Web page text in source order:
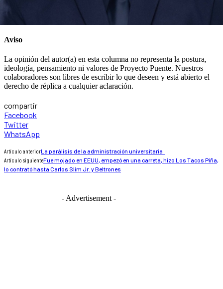
Aviso
La opinión del autor(a) en esta columna no representa la postura,
ideología, pensamiento ni valores de Proyecto Puente. Nuestros
colaboradores son libres de escribir lo que deseen y está abierto el
derecho de réplica a cualquier aclaración.
compartir
Facebook
Twitter
WhatsApp
Artículo anteriorLa parálisis de la administración universitaria
Artículo siguienteFue mojado en EEUU, empezó en una carreta, hizo Los Tacos Piña,
lo contrató hasta Carlos Slim Jr. y Beltrones
- Advertisement -